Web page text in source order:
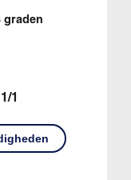
graden
1